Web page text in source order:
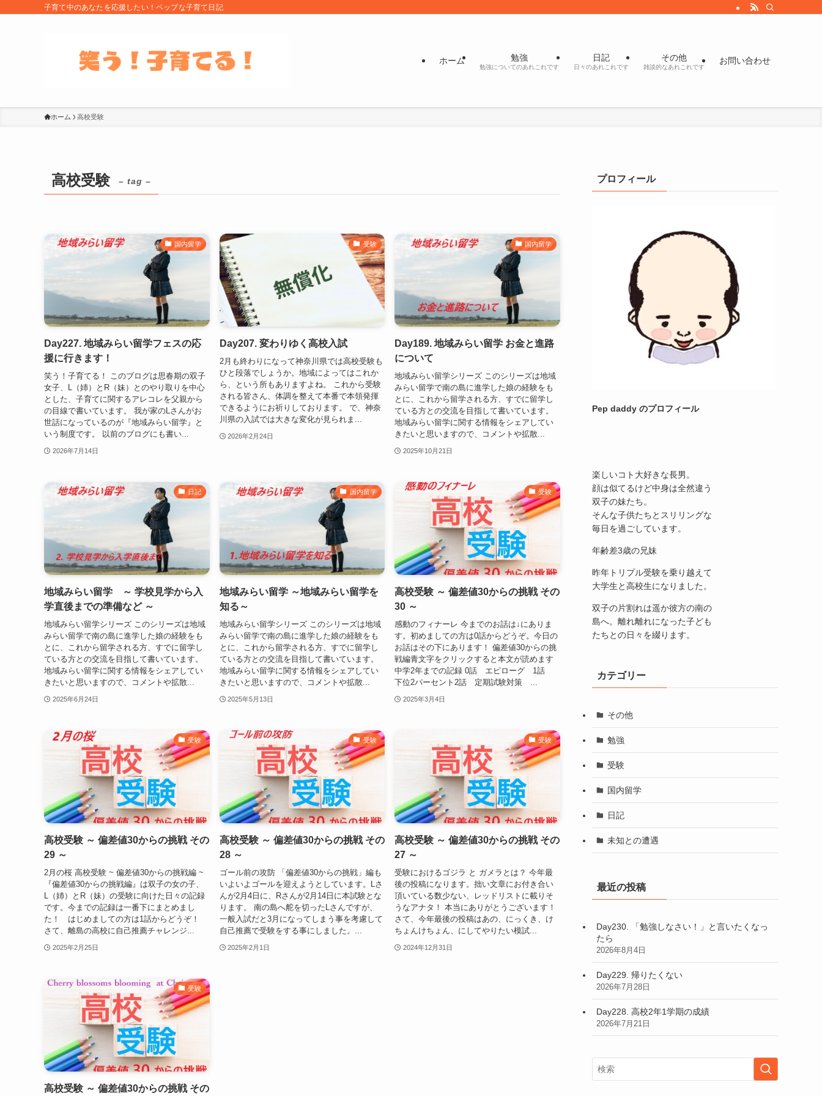
子育て中のあなたを応援したい！ペップな子育て日記
ホーム 勉強
勉強についてのあれこれです
日記
日々のあれこれです
その他
雑談的なあれこれです
お問い合わせ
ホーム 高校受験
高校受験 – tag –
国内留学
Day227. 地域みらい留学フェスの応
援に行きます！
笑う！子育てる！ このブログは思春期の双子
女子、L（姉）とR（妹）とのやり取りを中心
とした、子育てに関するアレコレを父親から
の目線で書いています。 我が家のLさんがお
世話になっているのが『地域みらい留学』と
いう制度です。 以前のブログにも書い...
2026年7月14日
受験
Day207. 変わりゆく高校入試
2月も終わりになって神奈川県では高校受験も
ひと段落でしょうか。地域によってはこれか
ら、という所もありますよね。 これから受験
される皆さん、体調を整えて本番で本領発揮
できるようにお祈りしております。 で、神奈
川県の入試では大きな変化が見られま...
2026年2月24日
国内留学
Day189. 地域みらい留学 お金と進路
について
地域みらい留学シリーズ このシリーズは地域
みらい留学で南の島に進学した娘の経験をも
とに、これから留学される方、すでに留学し
ている方との交流を目指して書いています。
地域みらい留学に関する情報をシェアしてい
きたいと思いますので、コメントや拡散...
2025年10月21日
日記
地域みらい留学 ～ 学校見学から入
学直後までの準備など ～
地域みらい留学シリーズ このシリーズは地域
みらい留学で南の島に進学した娘の経験をも
とに、これから留学される方、すでに留学し
ている方との交流を目指して書いています。
地域みらい留学に関する情報をシェアしてい
きたいと思いますので、コメントや拡散...
2025年6月24日
国内留学
地域みらい留学 ～地域みらい留学を
知る～
地域みらい留学シリーズ このシリーズは地域
みらい留学で南の島に進学した娘の経験をも
とに、これから留学される方、すでに留学し
ている方との交流を目指して書いています。
地域みらい留学に関する情報をシェアしてい
きたいと思いますので、コメントや拡散...
2025年5月13日
受験
高校受験 ～ 偏差値30からの挑戦 その
30 ～
感動のフィナーレ 今までのお話は↓にありま
す。初めましての方は0話からどうぞ。今日の
お話はその下にあります！ 偏差値30からの挑
戦編青文字をクリックすると本文が読めます
中学2年までの記録 0話 エピローグ 1話
下位2パーセント2話 定期試験対策 ...
2025年3月4日
受験
高校受験 ～ 偏差値30からの挑戦 その
29 ～
2月の桜 高校受験 ~ 偏差値30からの挑戦編 ~
『偏差値30からの挑戦編』は双子の女の子、
L（姉）とR（妹）の受験に向けた日々の記録
です。今までの記録は一番下にまとめまし
た！ はじめましての方は1話からどうぞ！
さて、離島の高校に自己推薦チャレンジ...
2025年2月25日
受験
高校受験 ～ 偏差値30からの挑戦 その
28 ～
ゴール前の攻防 「偏差値30からの挑戦」編も
いよいよゴールを迎えようとしています。Lさ
んが2月4日に、Rさんが2月14日に本試験とな
ります。 南の島へ舵を切ったLさんですが、
一般入試だと3月になってしまう事を考慮して
自己推薦で受験をする事にしました。...
2025年2月1日
受験
高校受験 ～ 偏差値30からの挑戦 その
27 ～
受験におけるゴジラ と ガメラとは？ 今年最
後の投稿になります。拙い文章にお付き合い
頂いている数少ない、レッドリストに載りそ
うなアナタ！ 本当にありがとうございます！
さて、今年最後の投稿はあの、にっくき、け
ちょんけちょん、にしてやりたい模試...
2024年12月31日
受験
高校受験 ～ 偏差値30からの挑戦 その
プロフィール
Pep daddy のプロフィール
楽しいコト大好きな長男。
顔は似てるけど中身は全然違う
双子の妹たち。
そんな子供たちとスリリングな
毎日を過ごしています。
年齢差3歳の兄妹
昨年トリプル受験を乗り越えて
大学生と高校生になりました。
双子の片割れは遥か彼方の南の
島へ。離れ離れになった子ども
たちとの日々を綴ります。
カテゴリー
その他
勉強
受験
国内留学
日記
未知との遭遇
最近の投稿
Day230. 「勉強しなさい！」と言いたくなっ
たら
2026年8月4日
Day229. 帰りたくない
2026年7月28日
Day228. 高校2年1学期の成績
2026年7月21日